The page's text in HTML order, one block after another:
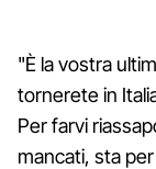
"È la vostra
tornerete in
Per farvi
mancati, sta